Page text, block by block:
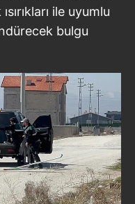
ile uyumlu
bulgu